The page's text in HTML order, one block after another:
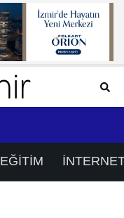
EĞİTİM